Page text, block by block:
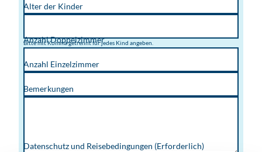
Alter der Kinder
Bitte mit Komma getrennt für jedes Kind angeben.
Anzahl Doppelzimmer
Anzahl Einzelzimmer
Bemerkungen
Datenschutz und Reisebedingungen (Erforderlich)